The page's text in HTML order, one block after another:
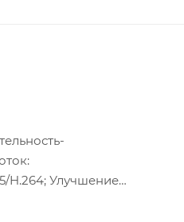
H.264; Улучшение